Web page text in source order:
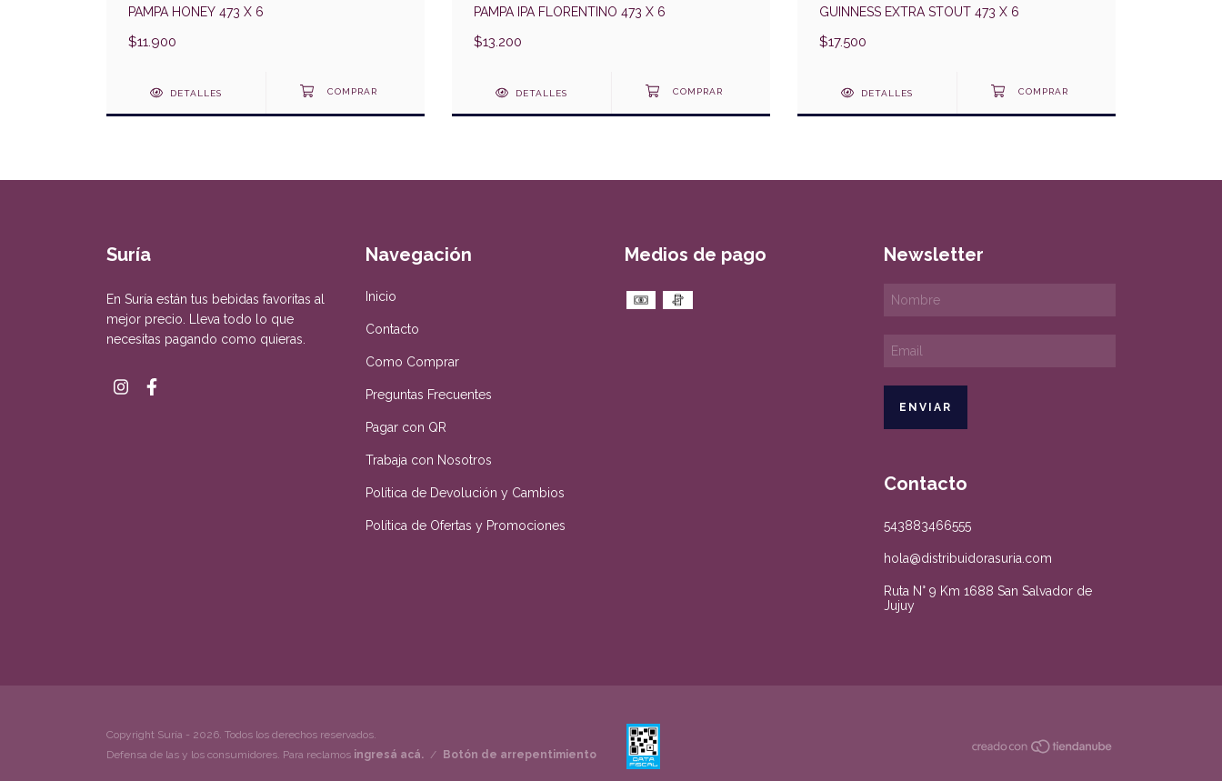
PAMPA HONEY 473 X 6
$11.900
DETALLES
PAMPA IPA FLORENTINO 473 X 6
$13.200
DETALLES
GUINNESS EXTRA STOUT 473 X 6
$17.500
DETALLES
Suría
En Suría están tus bebidas favoritas al
mejor precio. Lleva todo lo que
necesitas pagando como quieras.
Navegación
Inicio
Contacto
Como Comprar
Preguntas Frecuentes
Pagar con QR
Trabaja con Nosotros
Política de Devolución y Cambios
Política de Ofertas y Promociones
Medios de pago Newsletter
Contacto
543883466555
hola@distribuidorasuria.com
Ruta N° 9 Km 1688 San Salvador de
Jujuy
Copyright Suría - 2026. Todos los derechos reservados.
Defensa de las y los consumidores. Para reclamos ingresá acá. / Botón de arrepentimiento